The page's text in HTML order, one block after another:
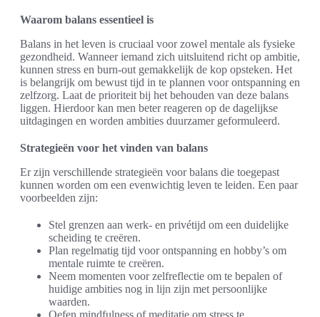
Waarom balans essentieel is
Balans in het leven is cruciaal voor zowel mentale als fysieke
gezondheid. Wanneer iemand zich uitsluitend richt op ambitie,
kunnen stress en burn-out gemakkelijk de kop opsteken. Het
is belangrijk om bewust tijd in te plannen voor ontspanning en
zelfzorg. Laat de prioriteit bij het behouden van deze balans
liggen. Hierdoor kan men beter reageren op de dagelijkse
uitdagingen en worden ambities duurzamer geformuleerd.
Strategieën voor het vinden van balans
Er zijn verschillende strategieën voor balans die toegepast
kunnen worden om een evenwichtig leven te leiden. Een paar
voorbeelden zijn:
Stel grenzen aan werk- en privétijd om een duidelijke
scheiding te creëren.
Plan regelmatig tijd voor ontspanning en hobby’s om
mentale ruimte te creëren.
Neem momenten voor zelfreflectie om te bepalen of
huidige ambities nog in lijn zijn met persoonlijke
waarden.